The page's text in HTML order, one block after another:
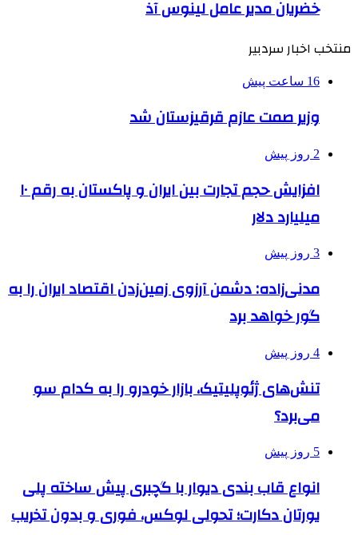
خضریان مدیر عامل لینوس آذ
منتخب اخبار سردبیر
16 ساعت پیش
وزیر صمت عازم قرقیزستان شد
2 روز پیش
افزایش حجم تجارت بین ایران و پاکستان به رقم ۱۰
میلیارد دلار
3 روز پیش
مدنی‌زاده: دشمن آرزوی زمین‌زدن اقتصاد ایران را به
گور خواهد برد
4 روز پیش
تنش‌های ژئوپلیتیک، بازار خودرو را به کدام سو
می‌برد؟
5 روز پیش
انواع قاب بندی دیوار با گچبری پیش ساخته پلی
یورتان دکارت؛ تحولی لوکس، فوری و بدون تخریب